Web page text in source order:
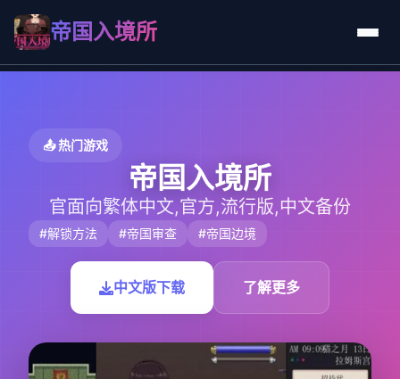
帝国入境所
📤 热门游戏
帝国入境所
官面向繁体中文,官方,流行版,中文备份
#解锁方法 #帝国审查 #帝国边境
中文版下载 了解更多